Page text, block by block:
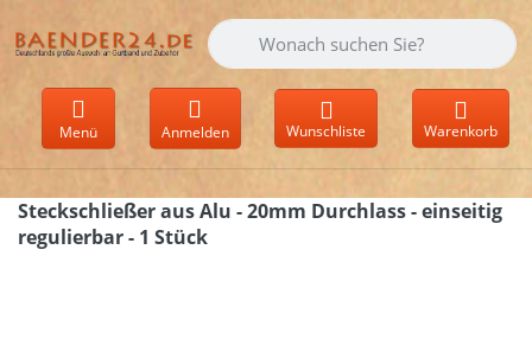
Geben Sie einen Suchbegriff ein.
Menü Anmelden Wunschliste Warenkorb
Steckschließer aus Alu - 20mm Durchlass - einseitig
regulierbar - 1 Stück